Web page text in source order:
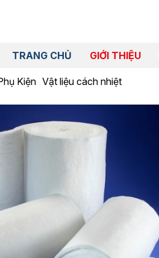
TRANG CHỦ GIỚI THIỆU
Kiện Vật liệu cách nhiệt